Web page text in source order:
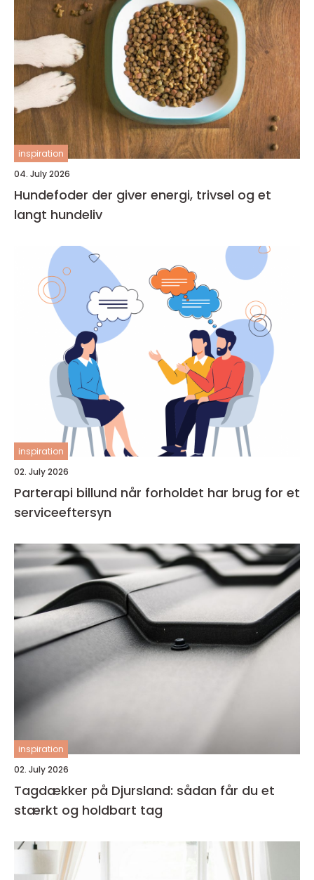
inspiration
04. July 2026
Hundefoder der giver energi, trivsel og et
langt hundeliv
inspiration
02. July 2026
Parterapi billund når forholdet har brug for et
serviceeftersyn
inspiration
02. July 2026
Tagdækker på Djursland: sådan får du et
stærkt og holdbart tag